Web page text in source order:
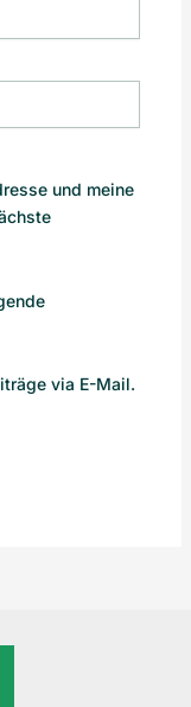
und meine
via E-Mail.